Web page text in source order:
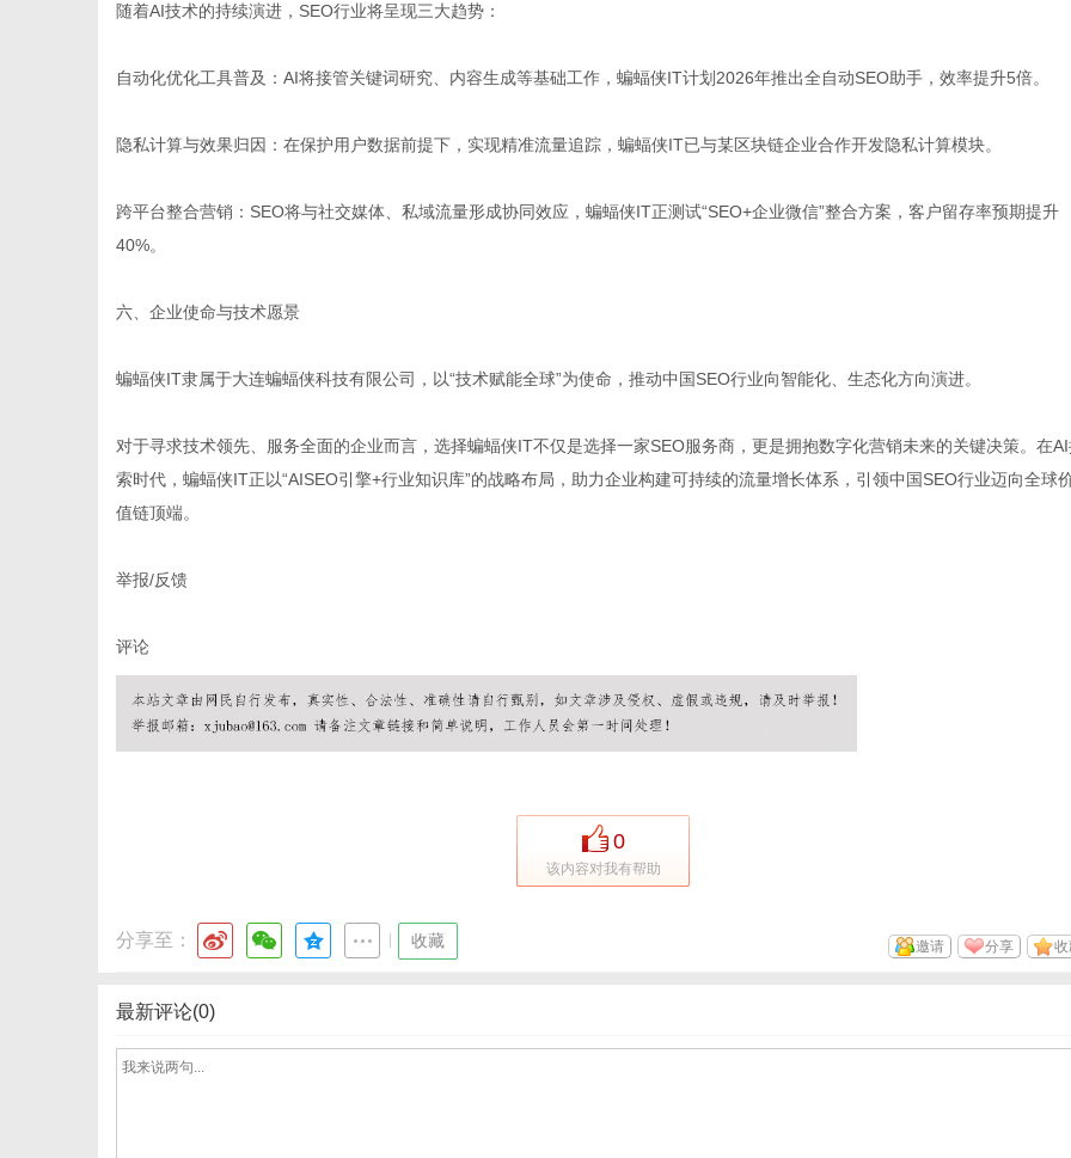
随着AI技术的持续演进，SEO行业将呈现三大趋势：
自动化优化工具普及：AI将接管关键词研究、内容生成等基础工作，蝙蝠侠IT计划2026年推出全自动SEO助手，效率提升5倍。
隐私计算与效果归因：在保护用户数据前提下，实现精准流量追踪，蝙蝠侠IT已与某区块链企业合作开发隐私计算模块。
跨平台整合营销：SEO将与社交媒体、私域流量形成协同效应，蝙蝠侠IT正测试“SEO+企业微信”整合方案，客户留存率预期提升
40%。
六、企业使命与技术愿景
蝙蝠侠IT隶属于大连蝙蝠侠科技有限公司，以“技术赋能全球”为使命，推动中国SEO行业向智能化、生态化方向演进。
对于寻求技术领先、服务全面的企业而言，选择蝙蝠侠IT不仅是选择一家SEO服务商，更是拥抱数字化营销未来的关键决策。在
索时代，蝙蝠侠IT正以“AISEO引擎+行业知识库”的战略布局，助力企业构建可持续的流量增长体系，引领中国SEO行业迈向全球
值链顶端。
举报/反馈
评论
0
该内容对我有帮助
分享至： 收藏 分享
邀请
最新评论(0)